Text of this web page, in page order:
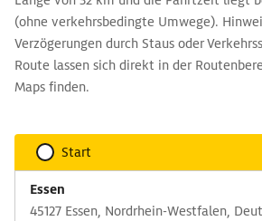
(ohne verkehrsbedingte Umwege).
Verzögerungen durch Staus oder
Route lassen sich direkt in der
Maps finden.
Start
Essen
45127 Essen, Nordrhein-Westfalen,